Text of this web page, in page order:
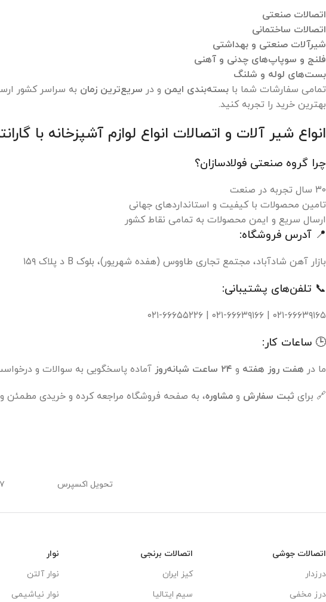
اتصالات صنعتی
اتصالات ساختمانی
شیرآلات صنعتی و بهداشتی
فلنج و سوپاپ‌های چدنی و آهنی
بست‌های لوله و شلنگ
تمامی سفارشات شما با بسته‌بندی ایمن و در سریع‌ترین زمان به سراسر کشور
بهترین خرید را تجربه کنید.
انواع شیر آلات و اتصالات انواع لوازم آشپزخانه با
چرا گروه صنعتی فولادسازان؟
۳۰ سال تجربه در صنعت
تامین محصولات با کیفیت و استانداردهای جهانی
ارسال سریع و ایمن محصولات به تمامی نقاط کشور
📍 آدرس فروشگاه:
بازار آهن شادآباد، مجتمع تجاری طاووس (هفده شهریور)، بلوک B د پلاک ۱۵۹
📞 تلفن‌های پشتیبانی:
۰۲۱-۶۶۶۳۹۱۶۵ | ۰۲۱-۶۶۶۳۹۱۶۶ | ۰۲۱-۶۶۶۵۵۲۲۶
🕒 ساعات کار:
ما در هفت روز هفته و ۲۴ ساعت شبانه‌روز آماده پاسخگویی به سوالات و
🔗 برای ثبت سفارش و مشاوره، به صفحه فروشگاه مراجعه کرده و خریدی مطمئن و
تحویل اکسپرس ۷ روز هفته، ۲۴ ساعته
اتصالات جوشی
درزدار
درز مخفی
اتصالات برنجی
کیز ایران
سیم ایتالیا
نوار
نوار آلتن
نوار نیاشیمی